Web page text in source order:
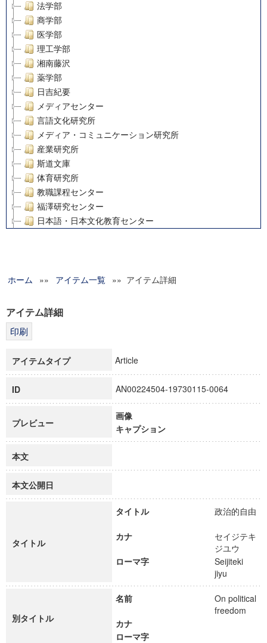
法学部
商学部
医学部
理工学部
湘南藤沢
薬学部
日吉紀要
メディアセンター
言語文化研究所
メディア・コミュニケーション研究所
産業研究所
斯道文庫
体育研究所
教職課程センター
福澤研究センター
日本語・日本文化教育センター
グローバルリサーチインスティテュート
科学研究費補助金研究成果報告書
博士課程教育リーディングプログラム「超成熟社会発展のサ
ホーム »» アイテム一覧 »» アイテム詳細
アイテム詳細
アイテムタイプ Article
ID AN00224504-19730115-0064
プレビュー
画像
キャプション
本文
本文公開日
タイトル
タイトル 政治的自由
カナ
セイジテキ
ジユウ
ローマ字
Seijiteki
jiyu
別タイトル
名前
On political
freedom
カナ
ローマ字